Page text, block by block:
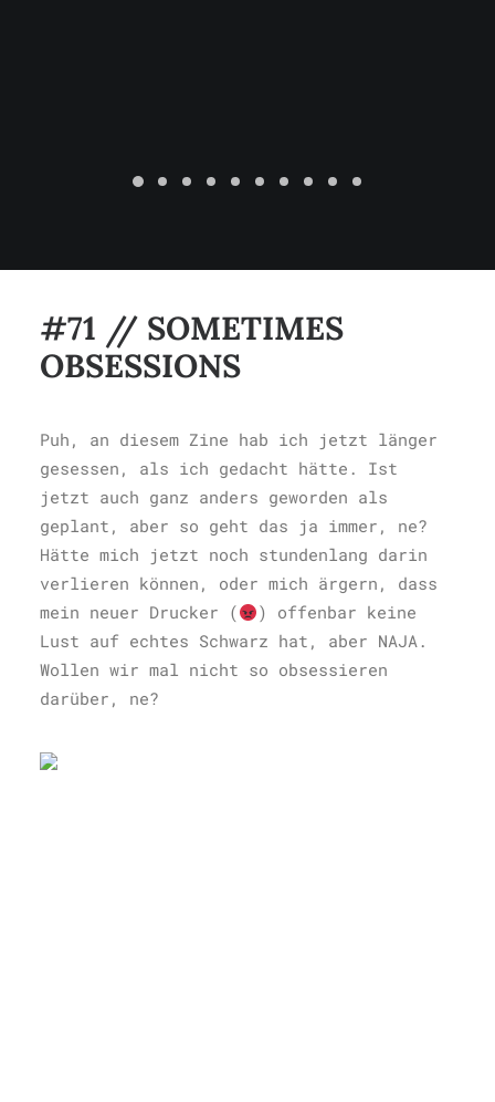
#71 // SOMETIMES
OBSESSIONS
Puh, an diesem Zine hab ich jetzt länger
gesessen, als ich gedacht hätte. Ist
jetzt auch ganz anders geworden als
geplant, aber so geht das ja immer, ne?
Hätte mich jetzt noch stundenlang darin
verlieren können, oder mich ärgern, dass
mein neuer Drucker (
) offenbar keine
Lust auf echtes Schwarz hat, aber NAJA.
Wollen wir mal nicht so obsessieren
darüber, ne?